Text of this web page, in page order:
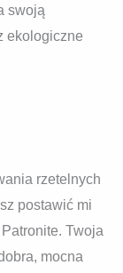
swoją
ekologiczne
rzetelnych
postawić mi
Twoja
mocna